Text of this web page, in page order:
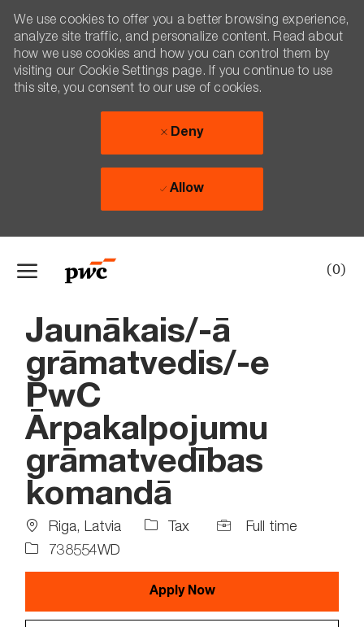
(0)
We use cookies to offer you a better browsing experience,
analyze site traffic, and personalize content. Read about
how we use cookies and how you can control them by
visiting our Cookie Settings page. If you continue to use
this site, you consent to our use of cookies.
Deny
Allow
Jaunākais/-ā
grāmatvedis/-e
PwC
Ārpakalpojumu
grāmatvedības
komandā
Location
Riga, Latvia Tax
Job
Full time
738554WD
Apply Now